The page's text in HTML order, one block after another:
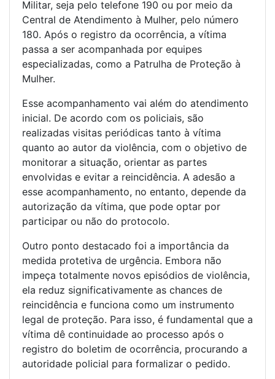
Militar, seja pelo telefone 190 ou por meio da
Central de Atendimento à Mulher, pelo número
180. Após o registro da ocorrência, a vítima
passa a ser acompanhada por equipes
especializadas, como a Patrulha de Proteção à
Mulher.
Esse acompanhamento vai além do atendimento
inicial. De acordo com os policiais, são
realizadas visitas periódicas tanto à vítima
quanto ao autor da violência, com o objetivo de
monitorar a situação, orientar as partes
envolvidas e evitar a reincidência. A adesão a
esse acompanhamento, no entanto, depende da
autorização da vítima, que pode optar por
participar ou não do protocolo.
Outro ponto destacado foi a importância da
medida protetiva de urgência. Embora não
impeça totalmente novos episódios de violência,
ela reduz significativamente as chances de
reincidência e funciona como um instrumento
legal de proteção. Para isso, é fundamental que a
vítima dê continuidade ao processo após o
registro do boletim de ocorrência, procurando a
autoridade policial para formalizar o pedido.